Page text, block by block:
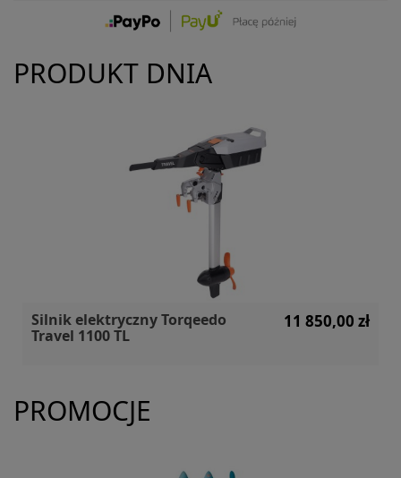
PRODUKT DNIA
Silnik elektryczny Torqeedo
Travel 1100 TL
11 850,00 zł
PROMOCJE